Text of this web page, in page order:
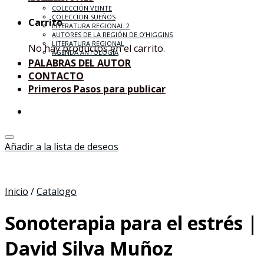
Carrito
No hay productos en el carrito.
COLECCIÓN VEINTE
COLECCION SUEÑOS
LITERATURA REGIONAL 2
AUTORES DE LA REGIÓN DE O’HIGGINS
LITERATURA REGIONAL
AGENDA ANTOLOGÍA
PALABRAS DEL AUTOR
CONTACTO
Primeros Pasos para publicar
Añadir a la lista de deseos
Inicio /Catalogo
Sonoterapia para el estrés |
David Silva Muñoz